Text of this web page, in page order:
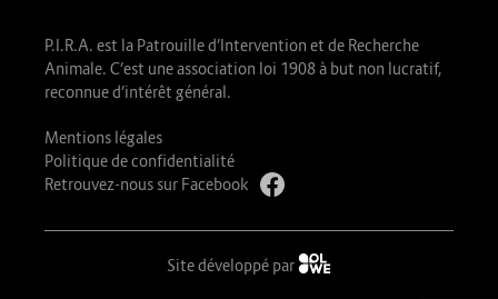
P.I.R.A. est la Patrouille d’Intervention et de Recherche
Animale. C’est une association loi 1908 à but non lucratif,
reconnue d’intérêt général.
Mentions légales
Politique de confidentialité
Retrouvez-nous sur Facebook
Site développé par